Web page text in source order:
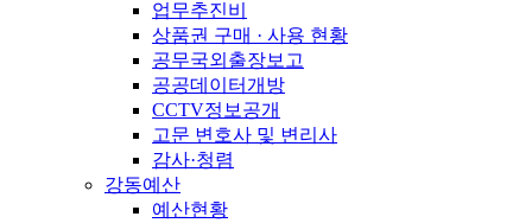
업무추진비
상품권 구매 · 사용 현황
공무국외출장보고
공공데이터개방
CCTV정보공개
고문 변호사 및 변리사
감사·청렴
강동예산
예산현황